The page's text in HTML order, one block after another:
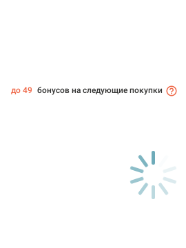
до 49 бонусов на следующие покупки